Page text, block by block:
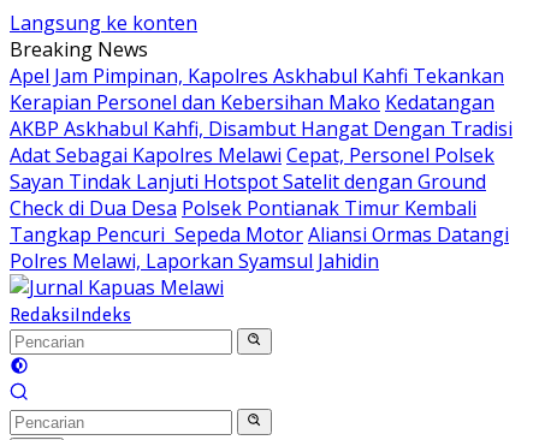
Langsung ke konten
Breaking News
Apel Jam Pimpinan, Kapolres Askhabul Kahfi Tekankan
Kerapian Personel dan Kebersihan Mako Kedatangan
AKBP Askhabul Kahfi, Disambut Hangat Dengan Tradisi
Adat Sebagai Kapolres Melawi Cepat, Personel Polsek
Sayan Tindak Lanjuti Hotspot Satelit dengan Ground
Check di Dua Desa Polsek Pontianak Timur Kembali
Tangkap Pencuri Sepeda MotorAliansi Ormas Datangi
Polres Melawi, Laporkan Syamsul Jahidin
RedaksiIndeks